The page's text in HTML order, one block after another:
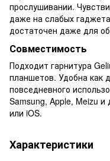
прослушивании.
даже на слабых
достаточен даже для
Совместимость
Подходит гарнитура
планшетов. Удобна как
повседневного
Samsung, Apple, Meizu и
или iOS.
Характеристики